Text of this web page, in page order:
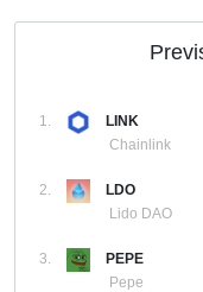
1.
LINK
Chainlink
2.
LDO
Lido DAO
3.
PEPE
Pepe